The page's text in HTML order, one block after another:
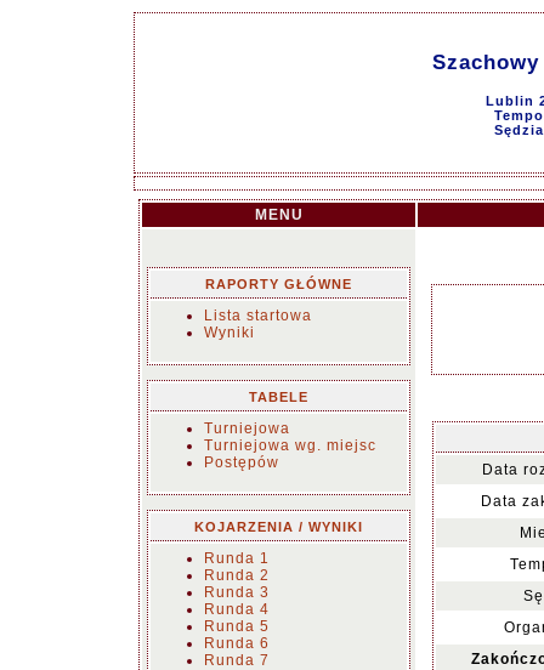
Lublin
MENU
RAPORTY GŁÓWNE
Lista startowa
Wyniki
TABELE
Turniejowa
Turniejowa wg. miejsc
Postępów
KOJARZENIA / WYNIKI
Runda 1
Runda 2
Runda 3
Runda 4
Runda 5
Runda 6
Runda 7
Data
Data